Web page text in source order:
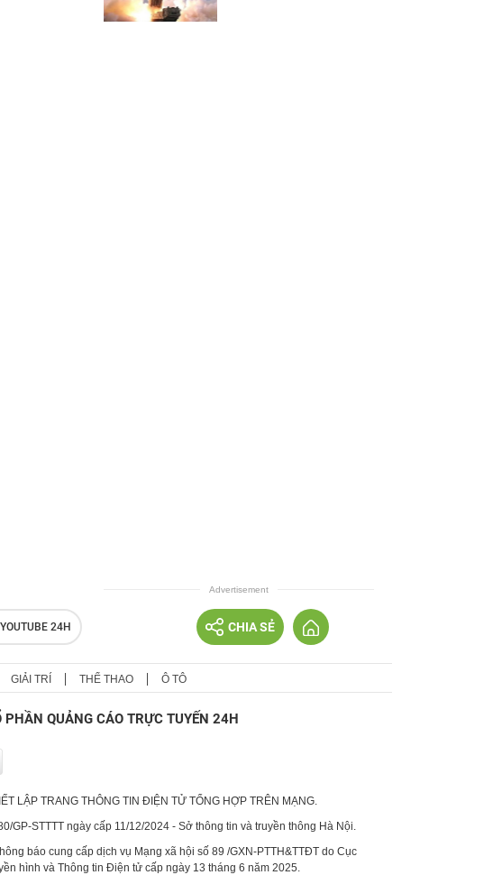
Advertisement
YOUTUBE 24H CHIA SẺ
GIẢI TRÍ THỂ THAO Ô TÔ
PHẦN QUẢNG CÁO TRỰC TUYẾN 24H
LẬP TRANG THÔNG TIN ĐIỆN TỬ TỔNG HỢP TRÊN MẠNG.
GP-STTTT ngày cấp 11/12/2024 - Sở thông tin và truyền thông Hà Nội.
báo cung cấp dịch vụ Mạng xã hội số 89 /GXN-PTTH&TTĐT do Cục
hình và Thông tin Điện tử cấp ngày 13 tháng 6 năm 2025.